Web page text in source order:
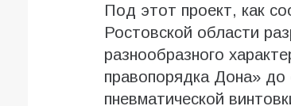
Под этот проект, как
Ростовской области
разнообразного
правопорядка Дона» до
пневматической